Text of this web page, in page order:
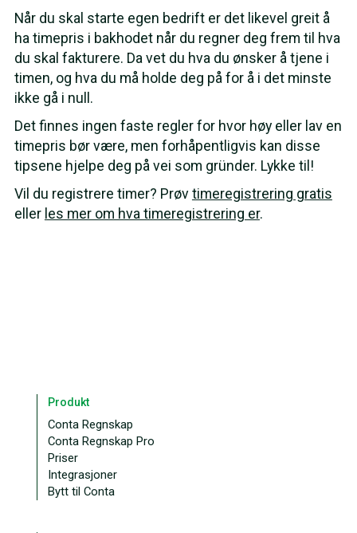
Når du skal starte egen bedrift er det likevel greit å
ha timepris i bakhodet når du regner deg frem til hva
du skal fakturere. Da vet du hva du ønsker å tjene i
timen, og hva du må holde deg på for å i det minste
ikke gå i null.
Det finnes ingen faste regler for hvor høy eller lav en
timepris bør være, men forhåpentligvis kan disse
tipsene hjelpe deg på vei som gründer. Lykke til!
Vil du registrere timer? Prøvtimeregistrering gratis
eller les mer om hva timeregistrering er.
Produkt
Conta Regnskap
Conta Regnskap Pro
Priser
Integrasjoner
Bytt til Conta